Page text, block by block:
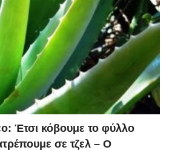
Έτσι κόβουμε το φύλλο
σε τζελ – O